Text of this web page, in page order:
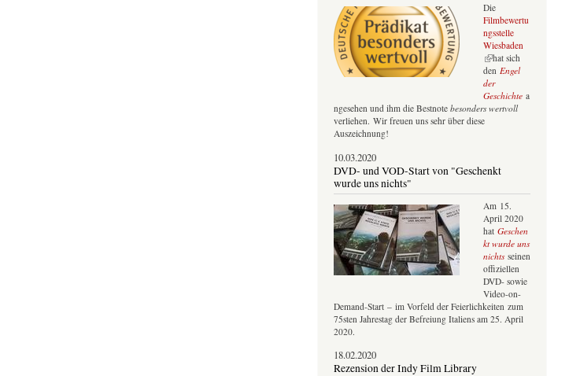
Die
Filmbewertu
ngsstelle
Wiesbaden
(Link ist extern)
hat sich
den Engel
der
Geschichtea
ngesehen und ihm die Bestnote besonders wertvoll
verliehen. Wir freuen uns sehr über diese
Auszeichnung!
10.03.2020
DVD- und VOD-Start von "Geschenkt
wurde uns nichts"
Am 15.
April 2020
hat Geschen
kt wurde uns
nichtsseinen
offiziellen
DVD- sowie
Video-on-
Demand-Start – im Vorfeld der Feierlichkeiten zum
75sten Jahrestag der Befreiung Italiens am 25. April
2020.
18.02.2020
Rezension der Indy Film Library